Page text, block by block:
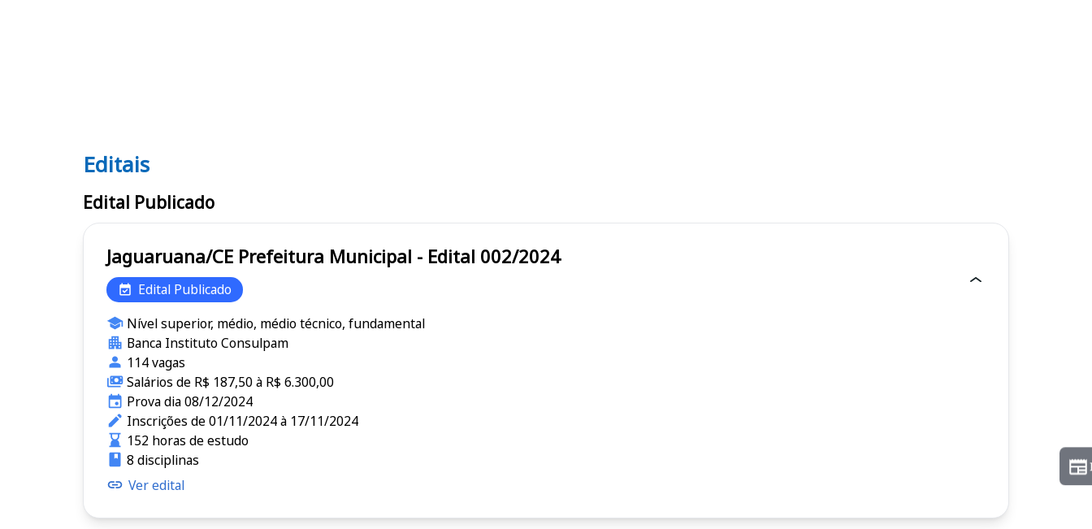
Editais
Editais
Edital Publicado
Jaguaruana/CE Prefeitura Municipal - Edital 002/2024
Edital Publicado
Nível superior, médio, médio técnico, fundamental
Banca Instituto Consulpam
114 vagas
Salários de R$ 187,50 à R$ 6.300,00
Prova dia 08/12/2024
Inscrições de 01/11/2024 à 17/11/2024
152 horas de estudo
8 disciplinas
Ver edital